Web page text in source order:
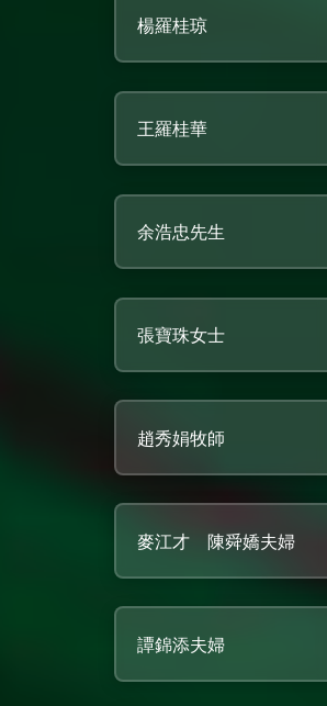
楊羅桂琼
王羅桂華
余浩忠先生
張寶珠女士
趙秀娟牧師
麥江才 陳舜嬌夫婦
譚錦添夫婦